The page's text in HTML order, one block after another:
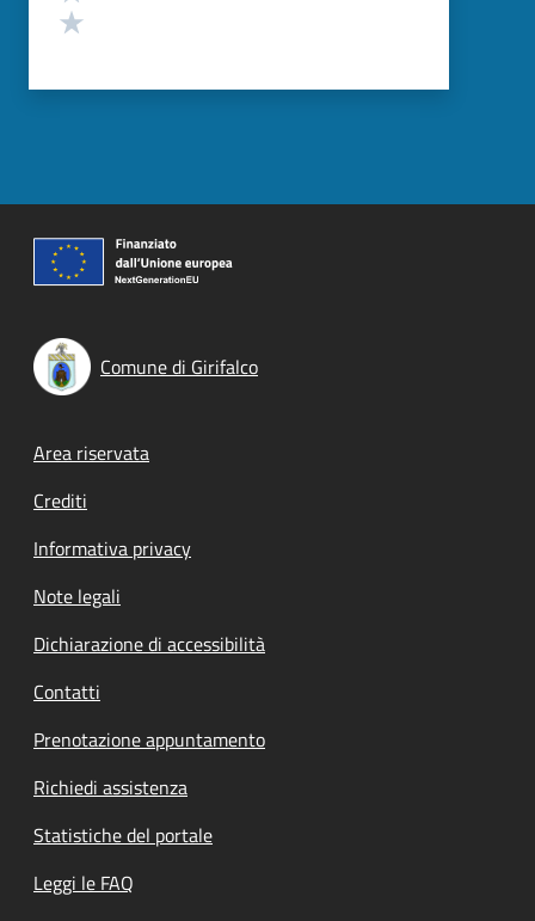
Comune di Girifalco
Footer menu
Area riservata
Crediti
Informativa privacy
Note legali
Dichiarazione di accessibilità
Contatti
Prenotazione appuntamento
Richiedi assistenza
Statistiche del portale
Leggi le FAQ